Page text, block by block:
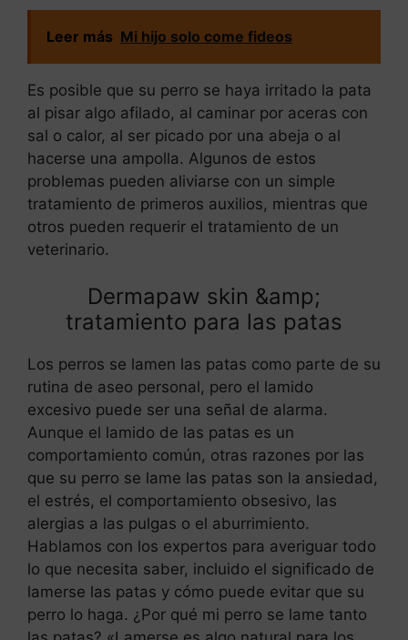
Leer más Mi hijo solo come fideos
Es posible que su perro se haya irritado la pata
al pisar algo afilado, al caminar por aceras con
sal o calor, al ser picado por una abeja o al
hacerse una ampolla. Algunos de estos
problemas pueden aliviarse con un simple
tratamiento de primeros auxilios, mientras que
otros pueden requerir el tratamiento de un
veterinario.
Dermapaw skin &amp;
tratamiento para las patas
Los perros se lamen las patas como parte de su
rutina de aseo personal, pero el lamido
excesivo puede ser una señal de alarma.
Aunque el lamido de las patas es un
comportamiento común, otras razones por las
que su perro se lame las patas son la ansiedad,
el estrés, el comportamiento obsesivo, las
alergias a las pulgas o el aburrimiento.
Hablamos con los expertos para averiguar todo
lo que necesita saber, incluido el significado de
lamerse las patas y cómo puede evitar que su
perro lo haga. ¿Por qué mi perro se lame tanto